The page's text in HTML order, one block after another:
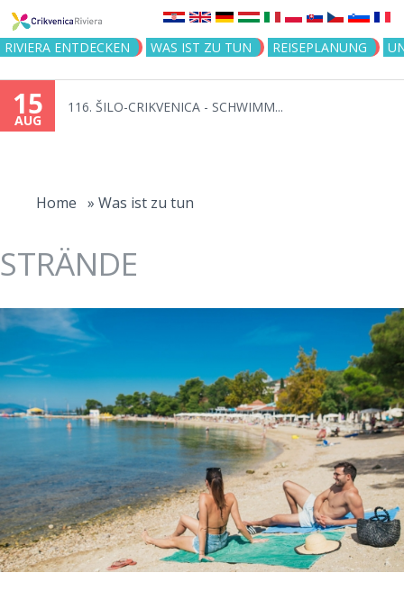
Jump to navigation
RIVIERA ENTDECKEN WAS IST ZU TUN REISEPLANUNG
15
AUG
116. ŠILO-CRIKVENICA - SCHWIMM...
Home » Was ist zu tun
STRÄNDE